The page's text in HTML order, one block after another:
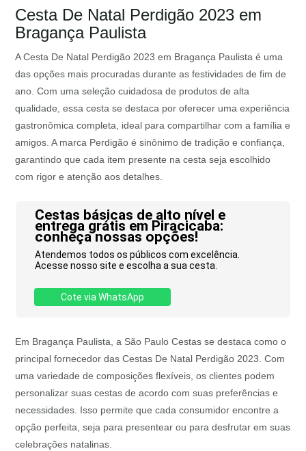
Cesta De Natal Perdigão 2023 em
Bragança Paulista
A Cesta De Natal Perdigão 2023 em Bragança Paulista é uma
das opções mais procuradas durante as festividades de fim de
ano. Com uma seleção cuidadosa de produtos de alta
qualidade, essa cesta se destaca por oferecer uma experiência
gastronômica completa, ideal para compartilhar com a família e
amigos. A marca Perdigão é sinônimo de tradição e confiança,
garantindo que cada item presente na cesta seja escolhido
com rigor e atenção aos detalhes.
Cestas básicas de alto nível e
entrega grátis em Piracicaba:
conheça nossas opções!
Atendemos todos os públicos com excelência.
Acesse nosso site e escolha a sua cesta.
Cote via WhatsApp
Em Bragança Paulista, a São Paulo Cestas se destaca como o
principal fornecedor das Cestas De Natal Perdigão 2023. Com
uma variedade de composições flexíveis, os clientes podem
personalizar suas cestas de acordo com suas preferências e
necessidades. Isso permite que cada consumidor encontre a
opção perfeita, seja para presentear ou para desfrutar em suas
celebrações natalinas.